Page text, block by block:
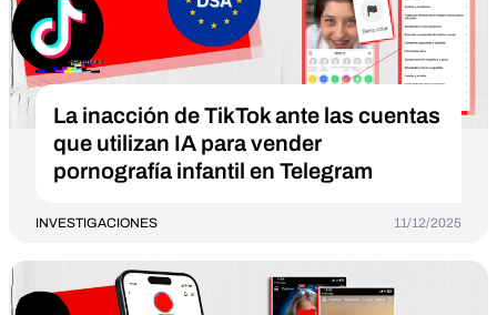
La inacción de TikTok ante las cuentas
que utilizan IA para vender
pornografía infantil en Telegram
INVESTIGACIONES 11/12/2025